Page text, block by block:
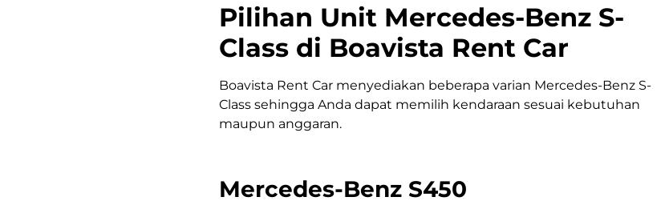
Pilihan Unit Mercedes-Benz S-
Class di Boavista Rent Car
Boavista Rent Car menyediakan beberapa varian Mercedes-Benz S-
Class sehingga Anda dapat memilih kendaraan sesuai kebutuhan
maupun anggaran.
Mercedes-Benz S450